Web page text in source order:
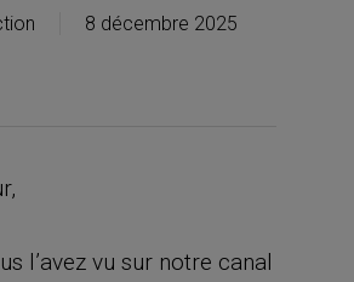
8 décembre 2025
l’avez vu sur notre canal